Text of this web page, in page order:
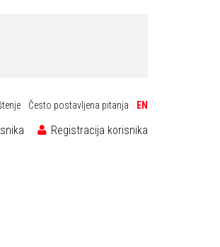
Često postavljena pitanja EN
Registracija korisnika